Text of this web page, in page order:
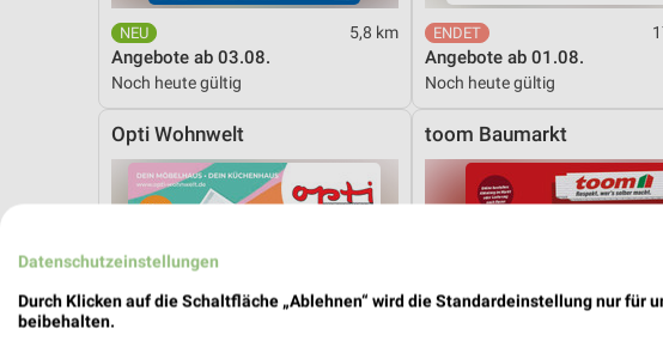
5,8 km
Angebote ab 03.08.
Noch heute gültig
Angebote ab 01.08.
Noch heute gültig
Opti Wohnwelt toom Baumarkt
Datenschutzeinstellungen
Durch Klicken auf die Schaltfläche „Ablehnen“ wird die Standardeinstellung nur für
beibehalten.